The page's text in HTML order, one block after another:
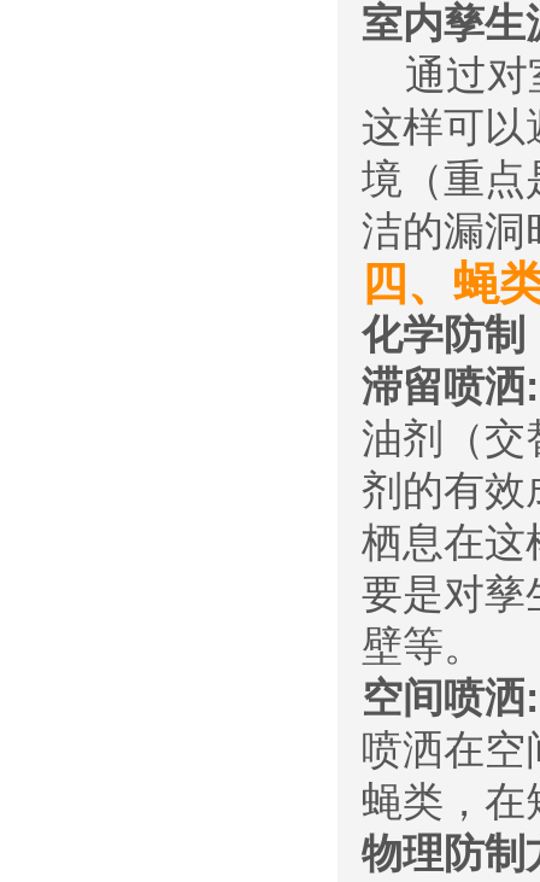
室内孳生
通过对
这样可以
境（重点
洁的漏洞
四、蝇
化学防制
滞留喷洒:
油剂（交
剂的有效
栖息在这
要是对孳
壁等。
空间喷洒:
喷洒在空
蝇类，在
物理防制